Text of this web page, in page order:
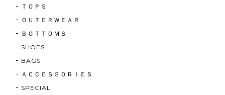
ＴＯＰＳ
ＯＵＴＥＲＷＥＡＲ
ＢＯＴＴＯＭＳ
SHOES
BAGS
ＡＣＣＥＳＳＯＲＩＥＳ
SPECIAL